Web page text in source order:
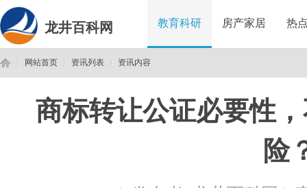
龙井百科网 教育科研 房产家居 热
网站首页
›
资讯列表
›
资讯内容
商标转让公证必要性
险